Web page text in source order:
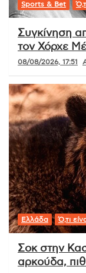
Sports & Bet
Συγκίνηση
τον Χόρχε
08/08/2026, 17:51
Ελλάδα Ό,τι
Σοκ στην
αρκούδα,